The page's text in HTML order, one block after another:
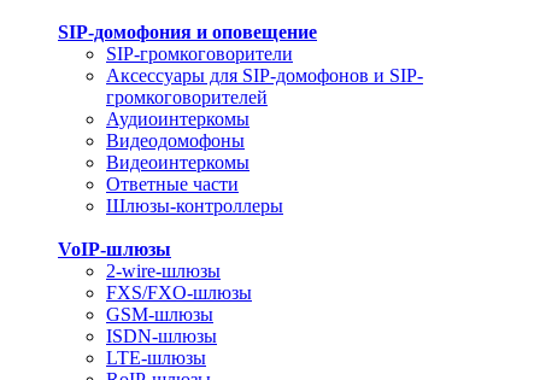
SIP-домофония и оповещение
SIP-громкоговорители
Аксессуары для SIP-домофонов и SIP-
громкоговорителей
Аудиоинтеркомы
Видеодомофоны
Видеоинтеркомы
Ответные части
Шлюзы-контроллеры
VoIP-шлюзы
2-wire-шлюзы
FXS/FXO-шлюзы
GSM-шлюзы
ISDN-шлюзы
LTE-шлюзы